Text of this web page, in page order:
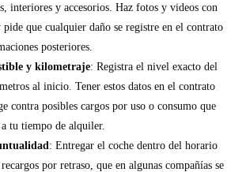
interiores y accesorios. Haz fotos y videos con
que cualquier daño se registre en el contrato
posteriores.
y kilometraje: Registra el nivel exacto del
al inicio. Tener estos datos en el contrato
contra posibles cargos por uso o consumo que
tu tiempo de alquiler.
: Entregar el coche dentro del horario
por retraso, que en algunas compañías se